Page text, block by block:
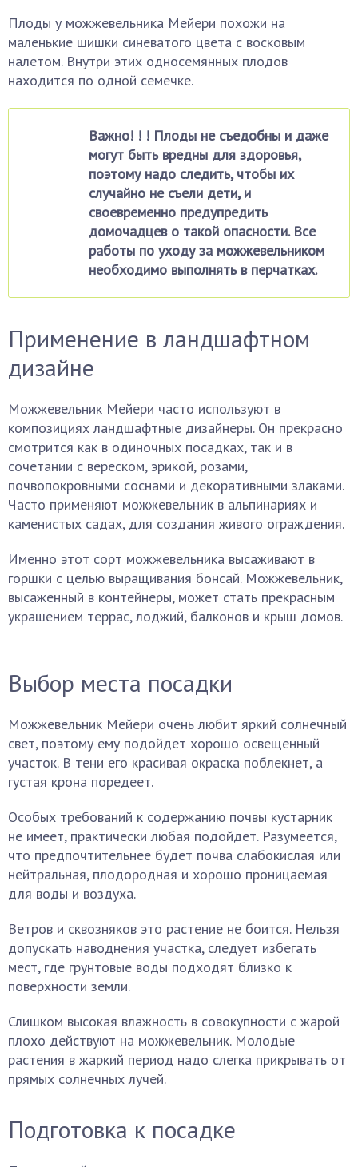
Плоды у можжевельника Мейери похожи на
маленькие шишки синеватого цвета с восковым
налетом. Внутри этих односемянных плодов
находится по одной семечке.
Важно! ! ! Плоды не съедобны и даже
могут быть вредны для здоровья,
поэтому надо следить, чтобы их
случайно не съели дети, и
своевременно предупредить
домочадцев о такой опасности. Все
работы по уходу за можжевельником
необходимо выполнять в перчатках.
Применение в ландшафтном
дизайне
Можжевельник Мейери часто используют в
композициях ландшафтные дизайнеры. Он прекрасно
смотрится как в одиночных посадках, так и в
сочетании с вереском, эрикой, розами,
почвопокровными соснами и декоративными злаками.
Часто применяют можжевельник в альпинариях и
каменистых садах, для создания живого ограждения.
Именно этот сорт можжевельника высаживают в
горшки с целью выращивания бонсай. Можжевельник,
высаженный в контейнеры, может стать прекрасным
украшением террас, лоджий, балконов и крыш домов.
Выбор места посадки
Можжевельник Мейери очень любит яркий солнечный
свет, поэтому ему подойдет хорошо освещенный
участок. В тени его красивая окраска поблекнет, а
густая крона поредеет.
Особых требований к содержанию почвы кустарник
не имеет, практически любая подойдет. Разумеется,
что предпочтительнее будет почва слабокислая или
нейтральная, плодородная и хорошо проницаемая
для воды и воздуха.
Ветров и сквозняков это растение не боится. Нельзя
допускать наводнения участка, следует избегать
мест, где грунтовые воды подходят близко к
поверхности земли.
Слишком высокая влажность в совокупности с жарой
плохо действуют на можжевельник. Молодые
растения в жаркий период надо слегка прикрывать от
прямых солнечных лучей.
Подготовка к посадке